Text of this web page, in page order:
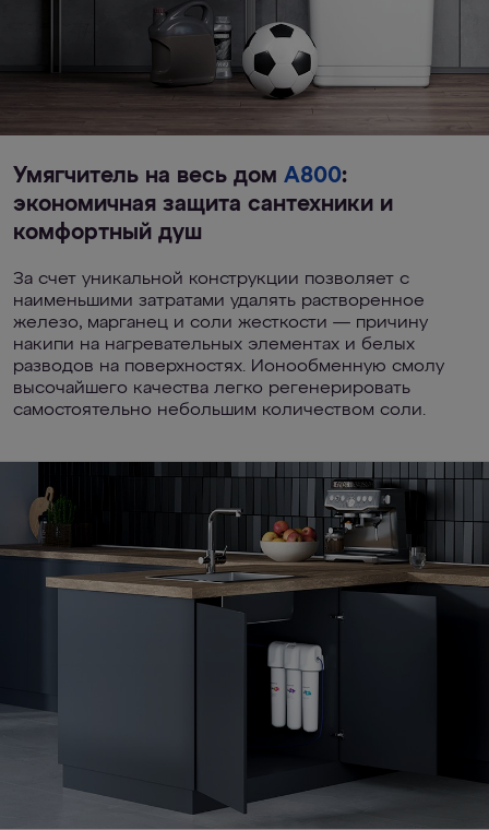
Умягчитель на весь дом А800:
экономичная защита сантехники и
комфортный душ
За счет уникальной конструкции позволяет с
наименьшими затратами удалять растворенное
железо, марганец и соли жесткости — причину
накипи на нагревательных элементах и белых
разводов на поверхностях. Ионообменную смолу
высочайшего качества легко регенерировать
самостоятельно небольшим количеством соли.